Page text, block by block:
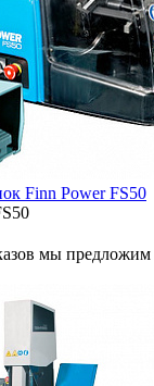
Finn Power FS50
мы